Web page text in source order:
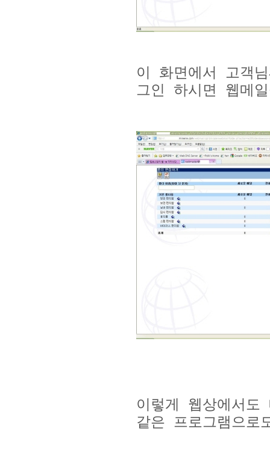
이 화면에서 고객
그인 하시면 웹메
이렇게 웹상에서
같은 프로그램으